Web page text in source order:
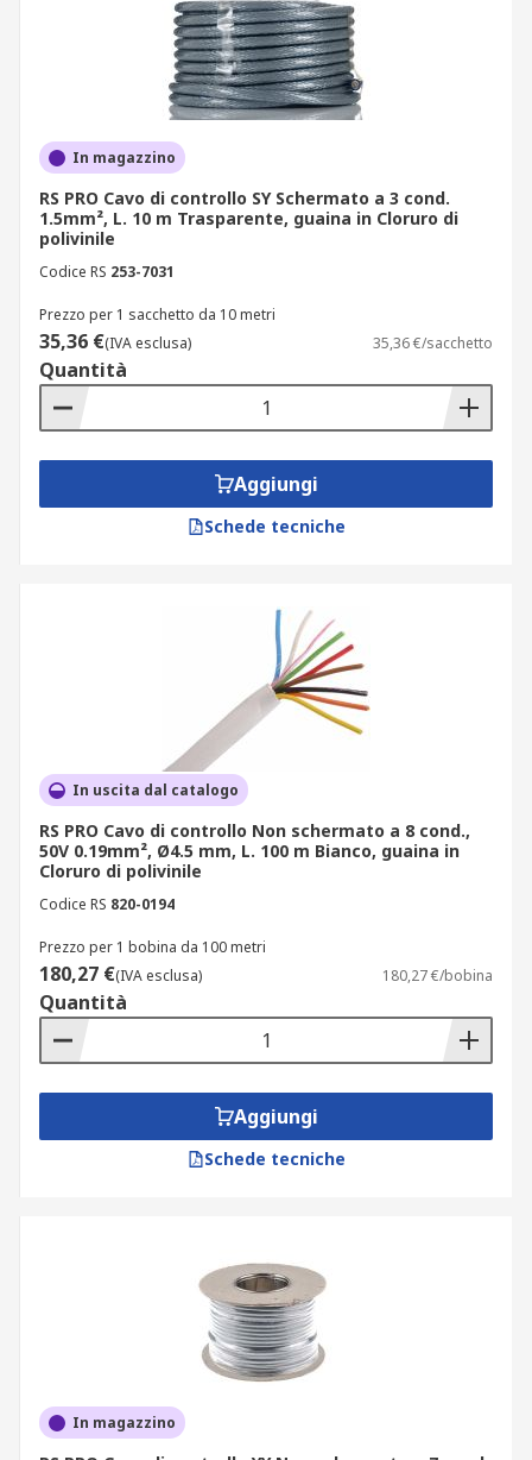
In magazzino
RS PRO Cavo di controllo SY Schermato a 3 cond.
1.5mm², L. 10 m Trasparente, guaina in Cloruro di
polivinile
Codice RS 253-7031
Prezzo per 1 sacchetto da 10 metri
35,36 €(IVA esclusa) 35,36 €/sacchetto
Quantità
Aggiungi
Schede tecniche
In uscita dal catalogo
RS PRO Cavo di controllo Non schermato a 8 cond.,
50V 0.19mm², Ø4.5 mm, L. 100 m Bianco, guaina in
Cloruro di polivinile
Codice RS 820-0194
Prezzo per 1 bobina da 100 metri
180,27 €(IVA esclusa) 180,27 €/bobina
Quantità
Aggiungi
Schede tecniche
In magazzino